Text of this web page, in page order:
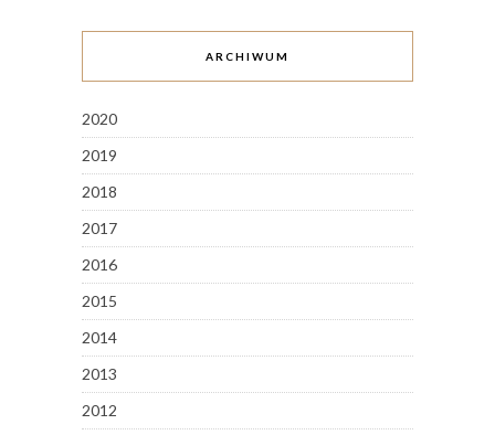
ARCHIWUM
2020
2019
2018
2017
2016
2015
2014
2013
2012